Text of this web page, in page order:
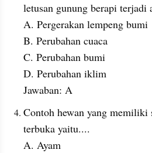
letusan gunung berapi terjadi
A. Pergerakan lempeng bumi
B. Perubahan cuaca
C. Perubahan bumi
D. Perubahan iklim
Jawaban: A
Contoh hewan yang memiliki
terbuka yaitu....
A. Ayam